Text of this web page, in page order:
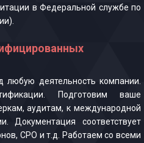
в Федеральной службе по
любую деятельность компании.
Подготовим ваше
аудитам, к международной
Документация соответствует
СРО и т.д. Работаем со всеми